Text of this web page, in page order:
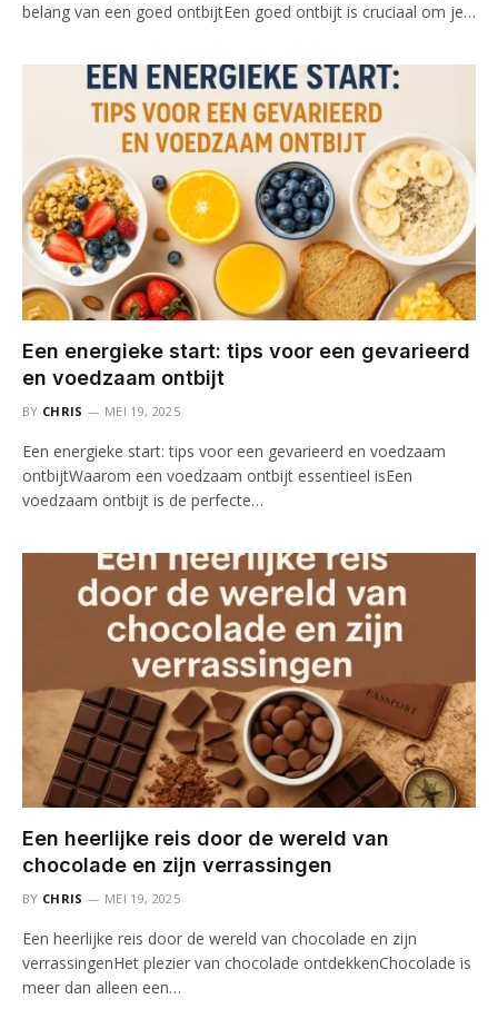
belang van een goed ontbijtEen goed ontbijt is cruciaal om je…
Een energieke start: tips voor een gevarieerd
en voedzaam ontbijt
BY CHRIS MEI 19, 2025
Een energieke start: tips voor een gevarieerd en voedzaam
ontbijtWaarom een voedzaam ontbijt essentieel isEen
voedzaam ontbijt is de perfecte…
Een heerlijke reis door de wereld van
chocolade en zijn verrassingen
BY CHRIS MEI 19, 2025
Een heerlijke reis door de wereld van chocolade en zijn
verrassingenHet plezier van chocolade ontdekkenChocolade is
meer dan alleen een…